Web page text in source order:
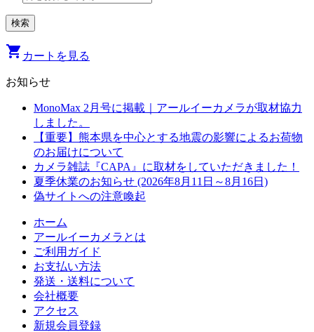
shopping_cart カートを見る
お知らせ
MonoMax 2月号に掲載｜アールイーカメラが取材協力
しました。
【重要】熊本県を中心とする地震の影響によるお荷物
のお届けについて
カメラ雑誌『CAPA』に取材をしていただきました！
夏季休業のお知らせ (2026年8月11日～8月16日)
偽サイトへの注意喚起
ホーム
アールイーカメラとは
ご利用ガイド
お支払い方法
発送・送料について
会社概要
アクセス
新規会員登録